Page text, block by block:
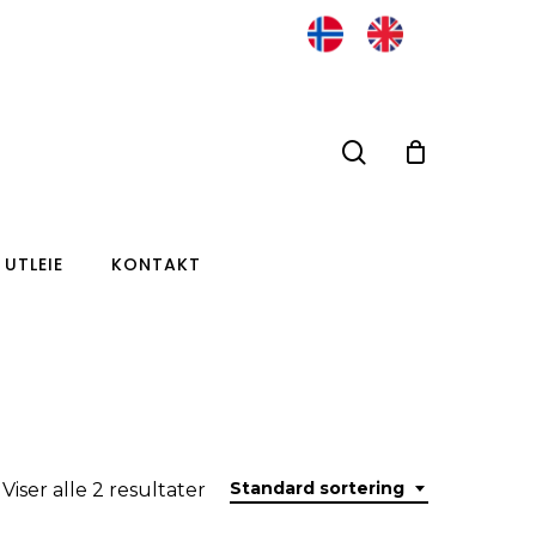
search
UTLEIE KONTAKT
Standard sortering
Viser alle 2 resultater